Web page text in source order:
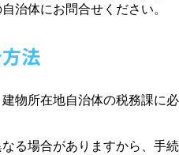
治体にお問合せください。
法
物所在地自治体の税務課に必
る場合がありますから、手続